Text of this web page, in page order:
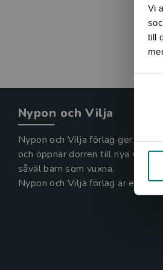
Vi
till
Nypon och Vilja
Nypon och Vilja förlag ger ut
och öppnar dörren till nya
såväl barn som vuxna.
Nypon och Vilja förlag är en del